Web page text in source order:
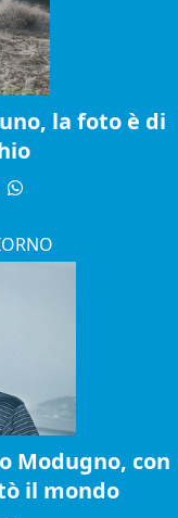
la foto è di
Modugno, con
il mondo